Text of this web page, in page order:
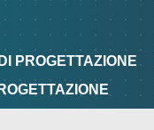
METODOLOGIE
DI PROGETTAZIONE